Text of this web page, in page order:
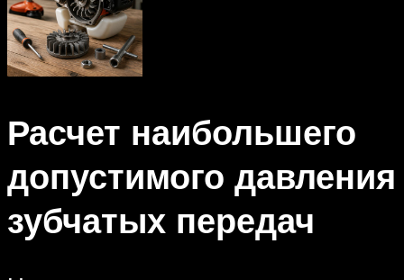
Расчет наибольшего
допустимого давления
зубчатых передач